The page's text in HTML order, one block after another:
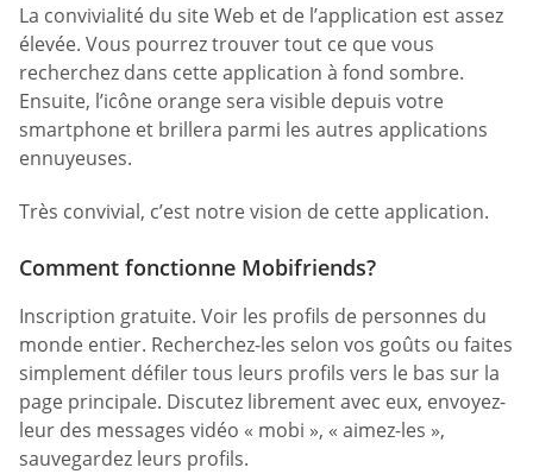
La convivialité du site Web et de l’application est assez
élevée. Vous pourrez trouver tout ce que vous
recherchez dans cette application à fond sombre.
Ensuite, l’icône orange sera visible depuis votre
smartphone et brillera parmi les autres applications
ennuyeuses.
Très convivial, c’est notre vision de cette application.
Comment fonctionne Mobifriends?
Inscription gratuite. Voir les profils de personnes du
monde entier. Recherchez-les selon vos goûts ou faites
simplement défiler tous leurs profils vers le bas sur la
page principale. Discutez librement avec eux, envoyez-
leur des messages vidéo « mobi », « aimez-les »,
sauvegardez leurs profils.